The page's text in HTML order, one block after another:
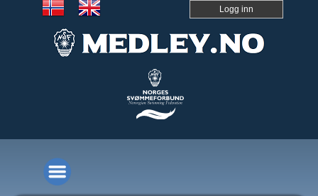
Logg inn